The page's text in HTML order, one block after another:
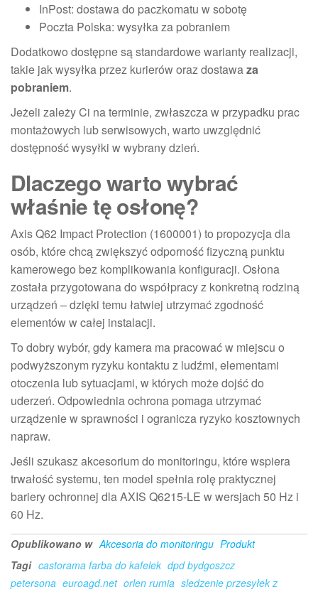
InPost: dostawa do paczkomatu w sobotę
Poczta Polska: wysyłka za pobraniem
Dodatkowo dostępne są standardowe warianty realizacji,
takie jak wysyłka przez kurierów oraz dostawaza
pobraniem.
Jeżeli zależy Ci na terminie, zwłaszcza w przypadku prac
montażowych lub serwisowych, warto uwzględnić
dostępność wysyłki w wybrany dzień.
Dlaczego warto wybrać
właśnie tę osłonę?
Axis Q62 Impact Protection (1600001) to propozycja dla
osób, które chcą zwiększyć odporność fizyczną punktu
kamerowego bez komplikowania konfiguracji. Osłona
została przygotowana do współpracy z konkretną rodziną
urządzeń – dzięki temu łatwiej utrzymać zgodność
elementów w całej instalacji.
To dobry wybór, gdy kamera ma pracować w miejscu o
podwyższonym ryzyku kontaktu z ludźmi, elementami
otoczenia lub sytuacjami, w których może dojść do
uderzeń. Odpowiednia ochrona pomaga utrzymać
urządzenie w sprawności i ogranicza ryzyko kosztownych
napraw.
Jeśli szukasz akcesorium do monitoringu, które wspiera
trwałość systemu, ten model spełnia rolę praktycznej
bariery ochronnej dla AXIS Q6215-LE w wersjach 50 Hz i
60 Hz.
Opublikowano w Akcesoria do monitoringu Produkt
Tagi castorama farba do kafelek dpd bydgoszcz
petersona euroagd.net orlen rumia sledzenie przesyłek z